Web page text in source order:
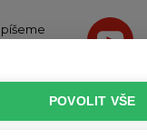
POVOLIT VŠE